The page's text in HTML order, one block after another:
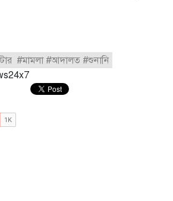
#মামলা #আদালত #শুনানি